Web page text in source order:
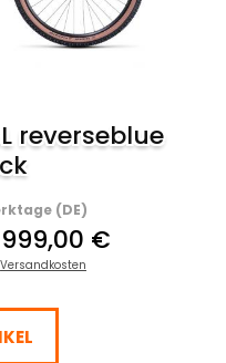
reverseblue
(DE)
999,00 €
Versandkosten